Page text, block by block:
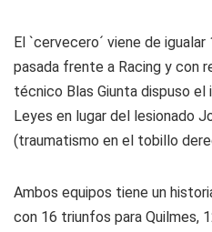
El `cervecero´ viene de
pasada frente a Racing y con
técnico Blas Giunta dispuso
Leyes en lugar del lesionado
(traumatismo en el tobillo
Ambos equipos tiene un
con 16 triunfos para Quilmes,